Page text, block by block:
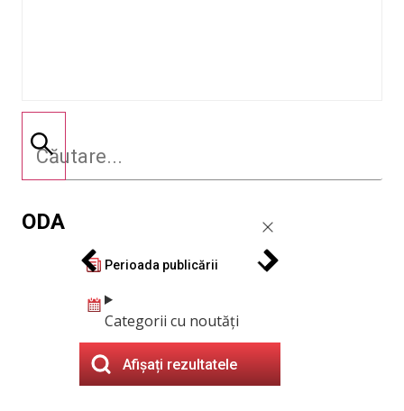
ODA
Perioada publicării
Categorii cu noutăți
Afișați rezultatele